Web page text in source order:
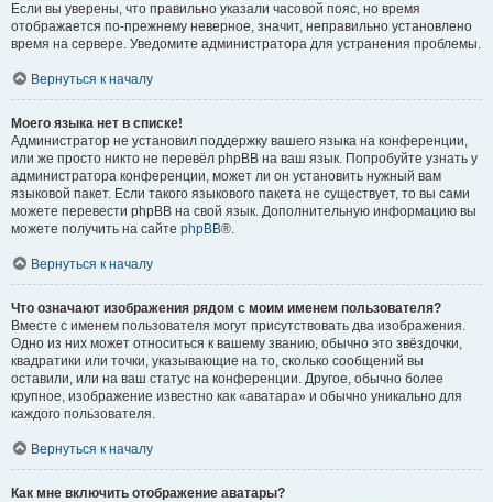
Если вы уверены, что правильно указали часовой пояс, но время
отображается по-прежнему неверное, значит, неправильно установлено
время на сервере. Уведомите администратора для устранения проблемы.
Вернуться к началу
Моего языка нет в списке!
Администратор не установил поддержку вашего языка на конференции,
или же просто никто не перевёл phpBB на ваш язык. Попробуйте узнать у
администратора конференции, может ли он установить нужный вам
языковой пакет. Если такого языкового пакета не существует, то вы сами
можете перевести phpBB на свой язык. Дополнительную информацию вы
можете получить на сайте phpBB®.
Вернуться к началу
Что означают изображения рядом с моим именем пользователя?
Вместе с именем пользователя могут присутствовать два изображения.
Одно из них может относиться к вашему званию, обычно это звёздочки,
квадратики или точки, указывающие на то, сколько сообщений вы
оставили, или на ваш статус на конференции. Другое, обычно более
крупное, изображение известно как «аватара» и обычно уникально для
каждого пользователя.
Вернуться к началу
Как мне включить отображение аватары?